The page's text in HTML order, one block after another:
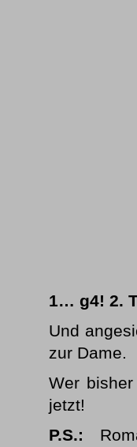
1… g4! 2.
Und
zur Dame.
Wer
jetzt!
P.S.: